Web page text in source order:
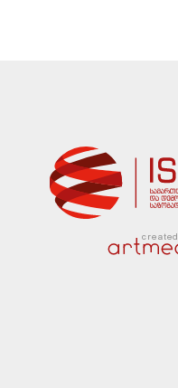
created